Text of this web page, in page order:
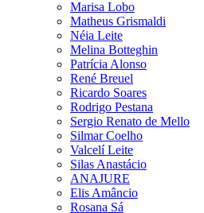
Marisa Lobo
Matheus Grismaldi
Néia Leite
Melina Botteghin
Patrícia Alonso
René Breuel
Ricardo Soares
Rodrigo Pestana
Sergio Renato de Mello
Silmar Coelho
Valcelí Leite
Silas Anastácio
ANAJURE
Elis Amâncio
Rosana Sá